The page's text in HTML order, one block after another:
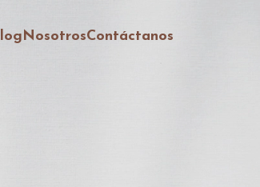
NosotrosContáctanos